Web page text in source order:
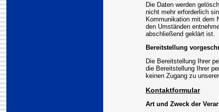
Die Daten werden
nicht mehr erforderlich
Kommunikation mit dem
den Umständen
abschließend geklärt ist.
Bereitstellung
Die Bereitstellung Ihrer
die Bereitstellung Ihrer
keinen Zugang zu
Kontaktformular
Art und Zweck der